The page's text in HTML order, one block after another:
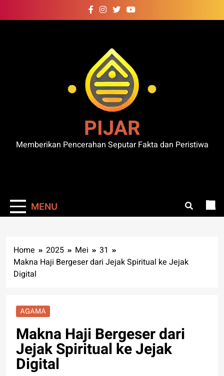
to
PIJAR
Memberikan Pencerahan Seputar Fakta dan Peristiwa
MENU
Home 2025 Mei
31
Makna Haji Bergeser dari Jejak Spiritual ke Jejak
Digital
AGAMA
Makna Haji Bergeser dari
Jejak Spiritual ke Jejak
Digital